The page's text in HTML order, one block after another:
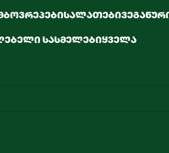
ᲕᲠᲔᲞᲔᲑᲘᲡᲐᲚᲐᲗᲔᲑᲘ
ᲡᲐᲡᲛᲔᲚᲔᲑᲘᲧᲕᲔᲚᲐ